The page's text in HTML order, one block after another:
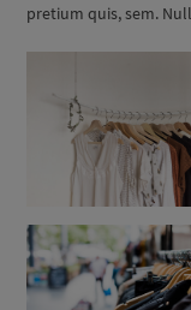
pretium quis, sem.